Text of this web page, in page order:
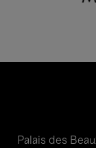
Palais des